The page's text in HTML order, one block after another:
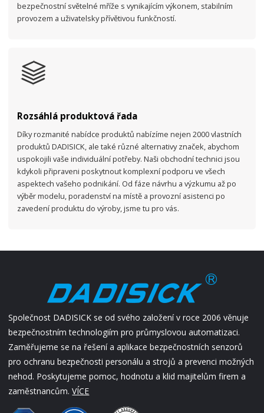
bezpečnostní světelné mříže s vynikajícím výkonem, stabilním
provozem a uživatelsky přívětivou funkčností.
Rozsáhlá produktová řada
Díky rozmanité nabídce produktů nabízíme nejen 2000 vlastních
produktů DADISICK, ale také různé alternativy značek, abychom
uspokojili vaše individuální potřeby. Naši obchodní technici jsou
kdykoli připraveni poskytnout komplexní podporu ve všech
aspektech vašeho podnikání. Od fáze návrhu a výzkumu až po
výběr modelu, poradenství na místě a provozní asistenci po
zavedení produktu do výroby, jsme tu pro vás.
Společnost DADISICK se od svého založení v roce 2006 věnuje
bezpečnostním technologiím pro průmyslovou automatizaci.
Zaměřujeme se na řešení a aplikace bezpečnostních senzorů
pro ochranu bezpečnosti personálu a strojů a prevenci možných
nehod. Poskytujeme pomoc, hodnotu a klid majitelům firem a
zaměstnancům.VÍCE